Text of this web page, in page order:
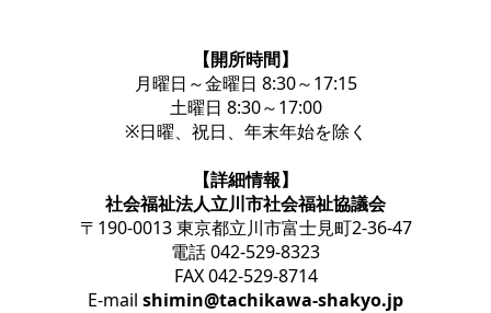
【開所時間】
月曜日～金曜日 8:30～17:15
土曜日 8:30～17:00
※日曜、祝日、年末年始を除く
【詳細情報】
社会福祉法人立川市社会福祉協議会
〒190-0013 東京都立川市富士見町2-36-47
電話 042-529-8323
FAX 042-529-8714
E-mail shimin@tachikawa-shakyo.jp